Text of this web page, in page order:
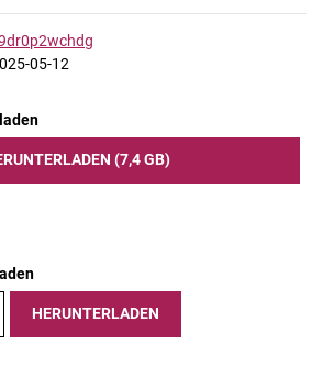
05-12
(7,4 GB)
HERUNTERLADEN